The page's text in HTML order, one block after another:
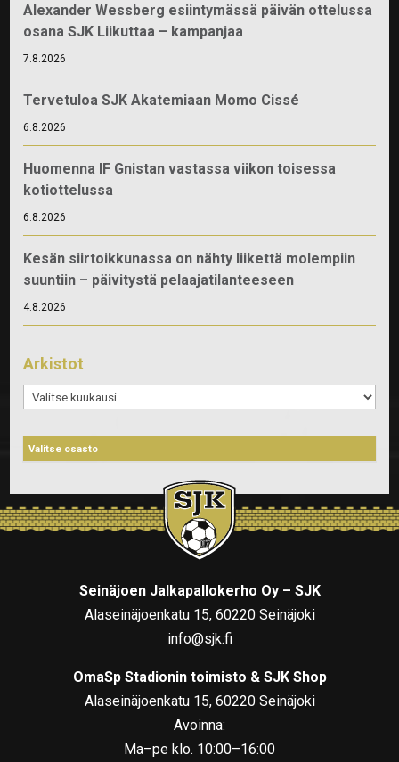
Alexander Wessberg esiintymässä päivän ottelussa
osana SJK Liikuttaa – kampanjaa
7.8.2026
Tervetuloa SJK Akatemiaan Momo Cissé
6.8.2026
Huomenna IF Gnistan vastassa viikon toisessa
kotiottelussa
6.8.2026
Kesän siirtoikkunassa on nähty liikettä molempiin
suuntiin – päivitystä pelaajatilanteeseen
4.8.2026
Arkistot
Arkistot
Seinäjoen Jalkapallokerho Oy – SJK
Alaseinäjoenkatu 15, 60220 Seinäjoki
info@sjk.fi
OmaSp Stadionin toimisto & SJK Shop
Alaseinäjoenkatu 15, 60220 Seinäjoki
Avoinna:
Ma–pe klo. 10:00–16:00